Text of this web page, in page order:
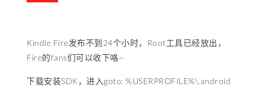
Kindle Fire发布不到24个小时，Root工具已经放出，
Fire的fans们可以收下咯~
下载安装SDK，进入goto: %USERPROFILE%\.android